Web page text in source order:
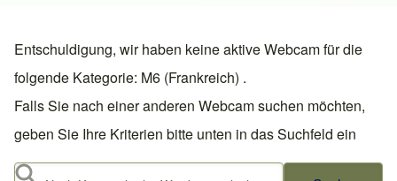
Entschuldigung, wir haben keine aktive Webcam für die
folgende Kategorie: M6 (Frankreich) .
Falls Sie nach einer anderen Webcam suchen möchten,
geben Sie Ihre Kriterien bitte unten in das Suchfeld ein
Suche